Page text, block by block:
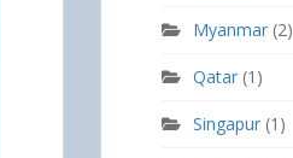
Myanmar (2)
Qatar (1)
Singapur (1)